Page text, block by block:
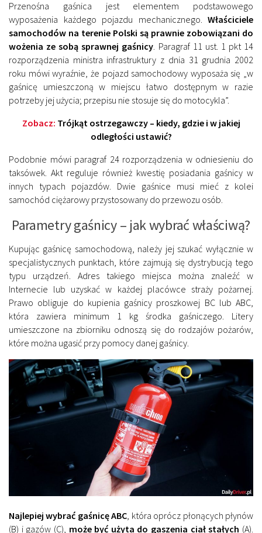
Przenośna gaśnica jest elementem podstawowego
wyposażenia każdego pojazdu mechanicznego. Właściciele
samochodów na terenie Polski są prawnie zobowiązani do
wożenia ze sobą sprawnej gaśnicy . Paragraf 11 ust. 1 pkt 14
rozporządzenia ministra infrastruktury z dnia 31 grudnia 2002
roku mówi wyraźnie, że pojazd samochodowy wyposaża się „w
gaśnicę umieszczoną w miejscu łatwo dostępnym w razie
potrzeby jej użycia; przepisu nie stosuje się do motocykla”.
Zobacz: Trójkąt ostrzegawczy – kiedy, gdzie i w jakiej
odległości ustawić?
Podobnie mówi paragraf 24 rozporządzenia w odniesieniu do
taksówek. Akt reguluje również kwestię posiadania gaśnicy w
innych typach pojazdów. Dwie gaśnice musi mieć z kolei
samochód ciężarowy przystosowany do przewozu osób.
Parametry gaśnicy – jak wybrać właściwą?
Kupując gaśnicę samochodową, należy jej szukać wyłącznie w
specjalistycznych punktach, które zajmują się dystrybucją tego
typu urządzeń. Adres takiego miejsca można znaleźć w
Internecie lub uzyskać w każdej placówce straży pożarnej.
Prawo obliguje do kupienia gaśnicy proszkowej BC lub ABC,
która zawiera minimum 1 kg środka gaśniczego. Litery
umieszczone na zbiorniku odnoszą się do rodzajów pożarów,
które można ugasić przy pomocy danej gaśnicy.
Najlepiej wybrać gaśnicę ABC, która oprócz płonących płynów
(B) i gazów (C), może być użyta do gaszenia ciał stałych (A).